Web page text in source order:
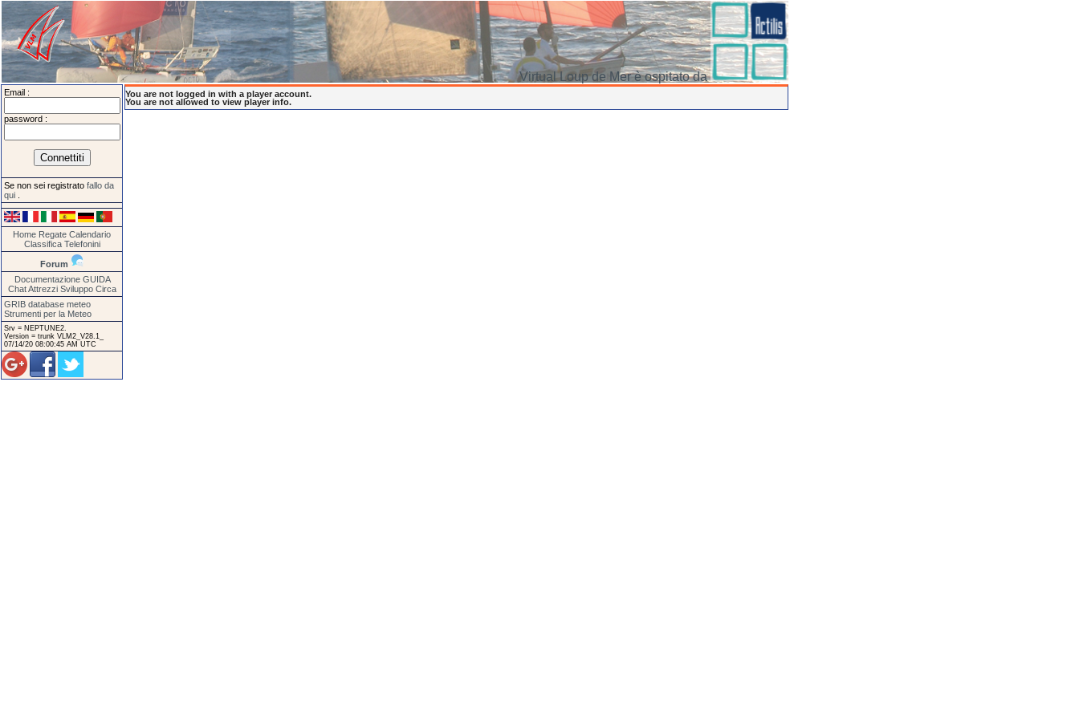
Virtual Loup de Mer è ospitato da
Email :
password :
Se non sei registrato fallo da
qui
Home Regate Calendario
Classifica Telefonini
Forum
Documentazione GUIDA
Chat Attrezzi Sviluppo Circa
GRIB database meteo
Strumenti per la Meteo
Srv = NEPTUNE2.
Version = trunk VLM2_V28.1_
07/14/20 08:00:45 AM UTC
You are not logged in with a player account.
You are not allowed to view player info.